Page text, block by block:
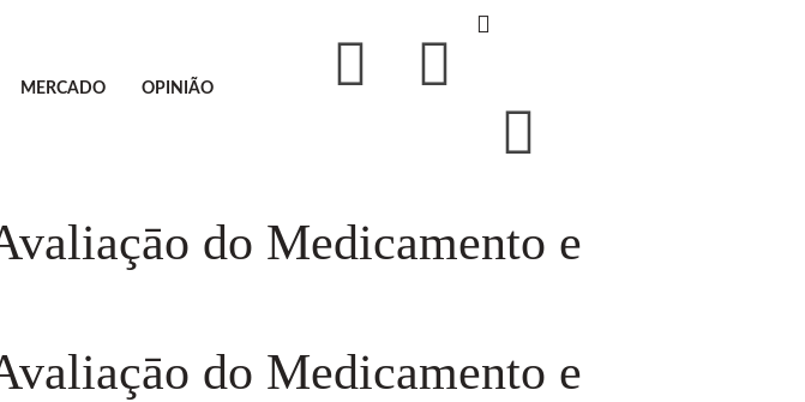
MERCADO OPINIÃO
do Medicamento e
do Medicamento e